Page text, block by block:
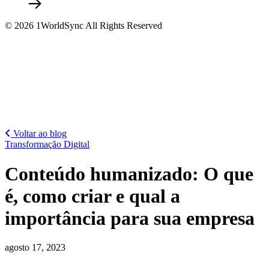
© 2026 1WorldSync All Rights Reserved
Voltar ao blog
Transformação Digital
Conteúdo humanizado: O que
é, como criar e qual a
importância para sua empresa
agosto 17, 2023